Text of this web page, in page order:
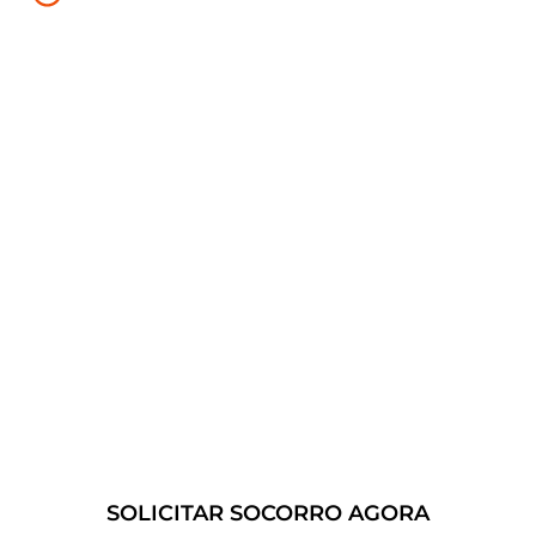
SOLICITAR SOCORRO AGORA